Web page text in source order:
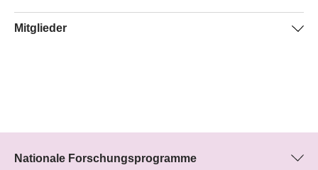
Mitglieder
über Umweltthemen und hat sich politisch engagiert,
Nationale Forschungsprogramme